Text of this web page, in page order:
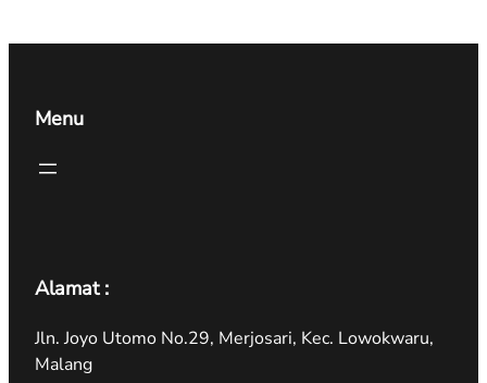
Menu
Alamat :
Jln. Joyo Utomo No.29, Merjosari, Kec. Lowokwaru,
Malang